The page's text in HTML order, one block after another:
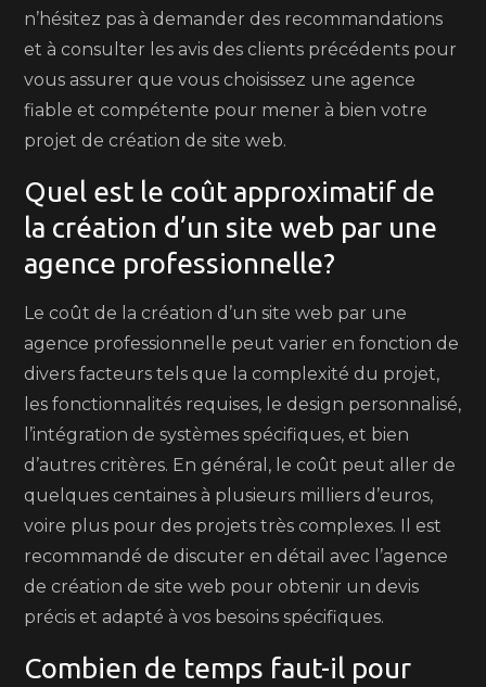
n’hésitez pas à demander des recommandations
et à consulter les avis des clients précédents pour
vous assurer que vous choisissez une agence
fiable et compétente pour mener à bien votre
projet de création de site web.
Quel est le coût approximatif de
la création d’un site web par une
agence professionnelle?
Le coût de la création d’un site web par une
agence professionnelle peut varier en fonction de
divers facteurs tels que la complexité du projet,
les fonctionnalités requises, le design personnalisé,
l’intégration de systèmes spécifiques, et bien
d’autres critères. En général, le coût peut aller de
quelques centaines à plusieurs milliers d’euros,
voire plus pour des projets très complexes. Il est
recommandé de discuter en détail avec l’agence
de création de site web pour obtenir un devis
précis et adapté à vos besoins spécifiques.
Combien de temps faut-il pour